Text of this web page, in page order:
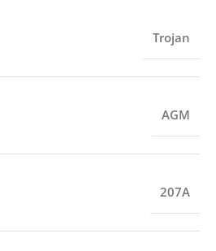
Trojan
AGM
207A